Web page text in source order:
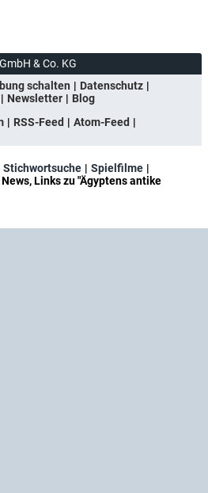
& Co. KG
schalten
Datenschutz
Newsletter
Blog
RSS-Feed
Atom-Feed
Stichwortsuche
Spielfilme
Links zu "Ägyptens antike